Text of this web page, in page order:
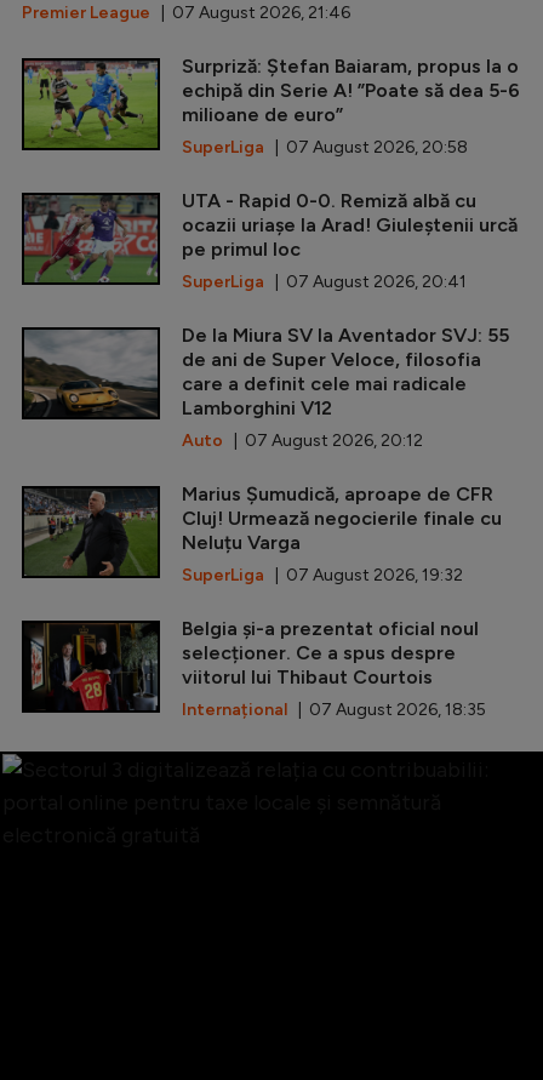
Premier League | 07 August 2026, 21:46
Surpriză: Ștefan Baiaram, propus la o
echipă din Serie A! ”Poate să dea 5-6
milioane de euro”
SuperLiga | 07 August 2026, 20:58
UTA - Rapid 0-0. Remiză albă cu
ocazii uriașe la Arad! Giuleștenii urcă
pe primul loc
SuperLiga | 07 August 2026, 20:41
De la Miura SV la Aventador SVJ: 55
de ani de Super Veloce, filosofia
care a definit cele mai radicale
Lamborghini V12
Auto | 07 August 2026, 20:12
Marius Șumudică, aproape de CFR
Cluj! Urmează negocierile finale cu
Neluțu Varga
SuperLiga | 07 August 2026, 19:32
Belgia și-a prezentat oficial noul
selecționer. Ce a spus despre
viitorul lui Thibaut Courtois
Internațional | 07 August 2026, 18:35